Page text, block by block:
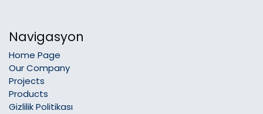
Navigasyon
Home Page
Our Company
Projects
Products
Gizlilik Politikası